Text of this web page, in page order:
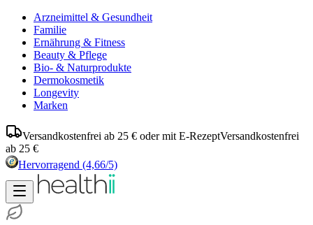
Arzneimittel & Gesundheit
Familie
Ernährung & Fitness
Beauty & Pflege
Bio- & Naturprodukte
Dermokosmetik
Longevity
Marken
Versandkostenfrei ab 25 € oder mit E-RezeptVersandkostenfrei
ab 25 €
Hervorragend (4,66/5)